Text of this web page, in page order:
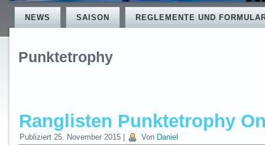
NEWS SAISON REGLEMENTE UND
Punktetrophy
Ranglisten Punktetrophy
Publiziert 25. November 2015 Von Daniel